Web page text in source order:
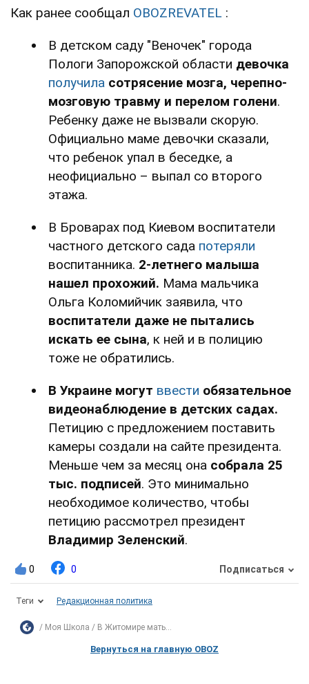
Как ранее сообщал OBOZREVATEL :
В детском саду "Веночек" города
Пологи Запорожской области девочка
получила сотрясение мозга, черепно-
мозговую травму и перелом голени.
Ребенку даже не вызвали скорую.
Официально маме девочки сказали,
что ребенок упал в беседке, а
неофициально – выпал со второго
этажа.
В Броварах под Киевом воспитатели
частного детского сада потеряли
воспитанника. 2-летнего малыша
нашел прохожий. Мама мальчика
Ольга Коломийчик заявила, что
воспитатели даже не пытались
искать ее сына, к ней и в полицию
тоже не обратились.
В Украине могут ввести обязательное
видеонаблюдение в детских садах.
Петицию с предложением поставить
камеры создали на сайте президента.
Меньше чем за месяц она собрала 25
тыс. подписей. Это минимально
необходимое количество, чтобы
петицию рассмотрел президент
Владимир Зеленский.
0 0 Подписаться
Теги Редакционная политика
Моя Школа В Житомире мать...
Вернуться на главную OBOZ